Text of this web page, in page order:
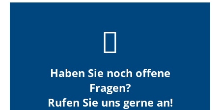
Haben Sie noch offene
Fragen?
Rufen Sie uns gerne an!